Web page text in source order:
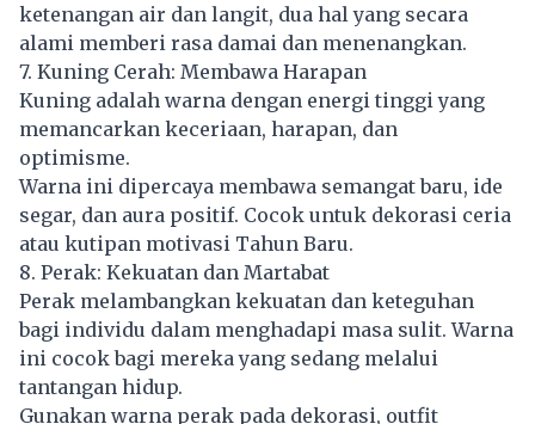
ketenangan air dan langit, dua hal yang secara
alami memberi rasa damai dan menenangkan.
7. Kuning Cerah: Membawa Harapan
Kuning adalah warna dengan energi tinggi yang
memancarkan keceriaan, harapan, dan
optimisme.
Warna ini dipercaya membawa semangat baru, ide
segar, dan aura positif. Cocok untuk dekorasi ceria
atau kutipan motivasi Tahun Baru.
8. Perak: Kekuatan dan Martabat
Perak melambangkan kekuatan dan keteguhan
bagi individu dalam menghadapi masa sulit. Warna
ini cocok bagi mereka yang sedang melalui
tantangan hidup.
Gunakan warna perak pada dekorasi, outfit